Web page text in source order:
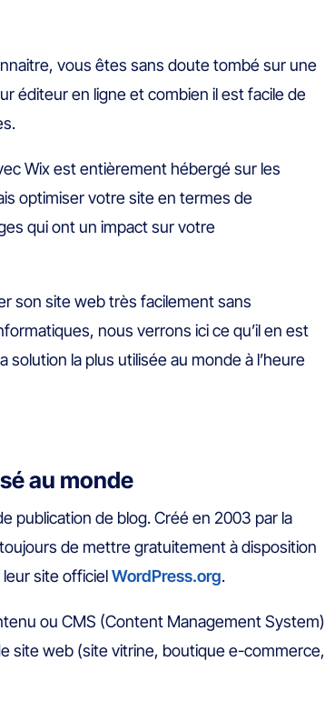
vous êtes sans doute tombé sur une
éditeur en ligne et combien il est facile de
Wix est entièrement hébergé sur les
optimiser votre site en termes de
qui ont un impact sur votre
son site web très facilement sans
nous verrons ici ce qu’il en est
la plus utilisée au monde à l’heure
au monde
publication de blog. Créé en 2003 par la
de mettre gratuitement à disposition
leur site officielWordPress.org.
ou CMS (Content Management System)
site web (site vitrine, boutique e-commerce,